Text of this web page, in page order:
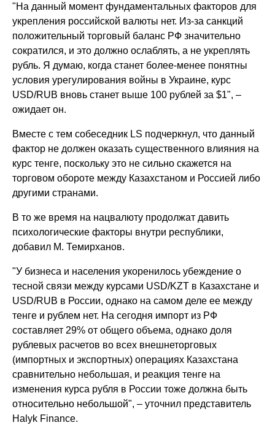
"На данный момент фундаментальных факторов для
укрепления российской валюты нет. Из-за санкций
положительный торговый баланс РФ значительно
сократился, и это должно ослаблять, а не укреплять
рубль. Я думаю, когда станет более-менее понятны
условия урегулирования войны в Украине, курс
USD/RUB вновь станет выше 100 рублей за $1", –
ожидает он.
Вместе с тем собеседник LS подчеркнул, что данный
фактор не должен оказать существенного влияния на
курс тенге, поскольку это не сильно скажется на
торговом обороте между Казахстаном и Россией либо
другими странами.
В то же время на нацвалюту продолжат давить
психологические факторы внутри республики,
добавил М. Темирханов.
"У бизнеса и населения укоренилось убеждение о
тесной связи между курсами USD/KZT в Казахстане и
USD/RUB в России, однако на самом деле ее между
тенге и рублем нет. На сегодня импорт из РФ
составляет 29% от общего объема, однако доля
рублевых расчетов во всех внешнеторговых
(импортных и экспортных) операциях Казахстана
сравнительно небольшая, и реакция тенге на
изменения курса рубля в России тоже должна быть
относительно небольшой", – уточнил представитель
Halyk Finance.